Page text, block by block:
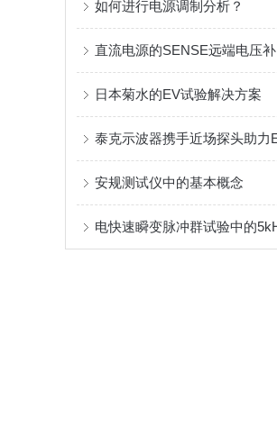
如何进行电源调制分析？
日本菊水的EV试验解决方案
安规测试仪中的基本概念